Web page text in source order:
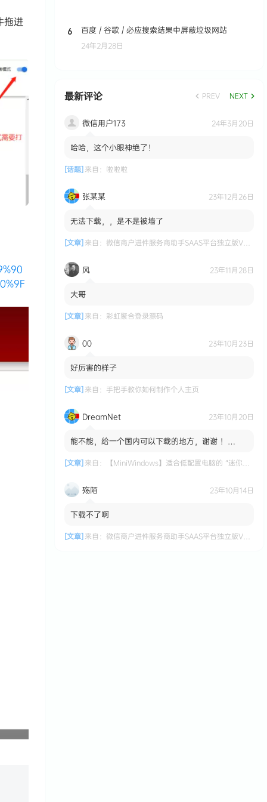
拖进
6 百度 / 谷歌 / 必应搜索结果中屏蔽垃圾网站
24年2月28日
最新评论 PREV NEXT
微信用户173 24年3月20日
哈哈，这个小眼神绝了！
[话题]来自： 啦啦啦
张某某 23年12月26日
无法下载，，是不是被墙了
[文章]来自： 微信商户进件服务商助手SAAS平台独立版V3.0.3 +小程序前端修复版
风 23年11月28日
大哥
[文章]来自： 彩虹聚合登录源码
00 23年10月23日
好厉害的样子
[文章]来自： 手把手教你如何制作个人主页
DreamNet 23年10月20日
能不能，给一个国内可以下载的地方，谢谢 ！
Windows 系统 国内...
[文章]来自： 【MiniWindows】适合低配置电脑的 “迷你版” Windows 系统
殇陌 23年10月14日
下载不了啊
[文章]来自： 微信商户进件服务商助手SAAS平台独立版V3.0.3 +小程序前端修复版